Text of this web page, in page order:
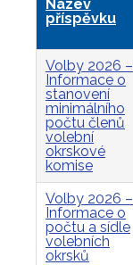
Název
příspěvku
Volby 2026 –
Informace o
stanovení
minimálního
počtu členů
volební
okrskové
komise
Volby 2026 –
Informace o
počtu a sídle
volebních
okrsků